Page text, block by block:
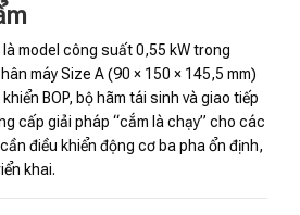
là model công suất 0,55 kW trong
máy Size A (90 × 150 × 145,5 mm)
BOP, bộ hãm tái sinh và giao tiếp
cấp giải pháp “cắm là chạy” cho các
điều khiển động cơ ba pha ổn định,
khai.